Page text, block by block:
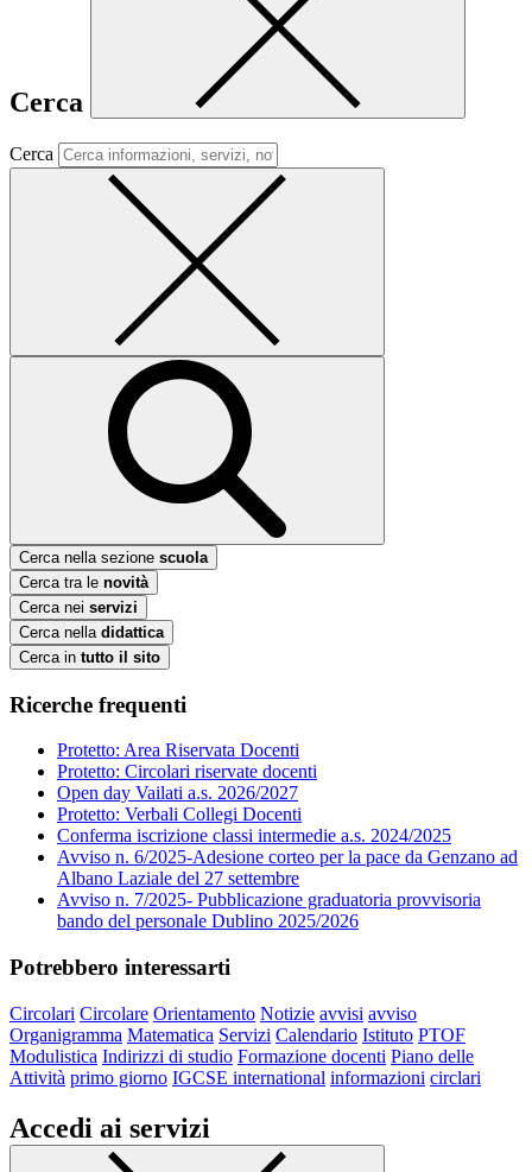
Cerca
Cerca
Cerca nella sezione scuola
Cerca tra le novità
Cerca nei servizi
Cerca nella didattica
Cerca in tutto il sito
Ricerche frequenti
Protetto: Area Riservata Docenti
Protetto: Circolari riservate docenti
Open day Vailati a.s. 2026/2027
Protetto: Verbali Collegi Docenti
Conferma iscrizione classi intermedie a.s. 2024/2025
Avviso n. 6/2025-Adesione corteo per la pace da Genzano ad
Albano Laziale del 27 settembre
Avviso n. 7/2025- Pubblicazione graduatoria provvisoria
bando del personale Dublino 2025/2026
Potrebbero interessarti
Circolari Circolare Orientamento Notizie avvisi avviso
Organigramma Matematica Servizi Calendario Istituto PTOF
Modulistica Indirizzi di studio Formazione docenti Piano delle
Attività primo giorno IGCSE international informazioni circlari
Accedi ai servizi